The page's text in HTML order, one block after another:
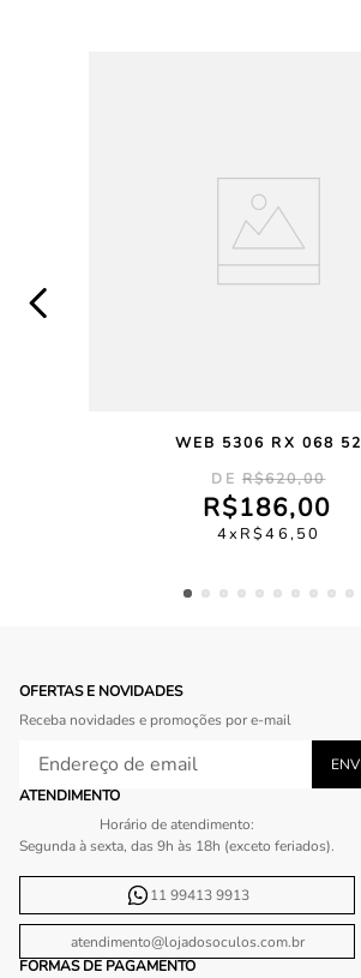
WEB 5306 RX 068 52
R$620,00
R$186,00
4 R$46,50
OFERTAS E NOVIDADES
Receba novidades e promoções por e-mail
ATENDIMENTO
Horário de atendimento:
Segunda à sexta, das 9h às 18h (exceto feriados).
11 99413 9913
atendimento@lojadosoculos.com.br
FORMAS DE PAGAMENTO